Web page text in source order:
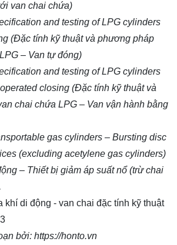
van chai chứa)
and testing of LPG cylinders
(Đặc tính kỹ thuật và phương pháp
– Van tự đóng)
and testing of LPG cylinders
closing (Đặc tính kỹ thuật và
chai chứa LPG – Van vận hành bằng
gas cylinders – Bursting disc
(excluding acetylene gas cylinders)
– Thiết bị giảm áp suất nổ (trừ chai
khí di động - van chai đặc tính kỹ thuật
bởi: https://honto.vn